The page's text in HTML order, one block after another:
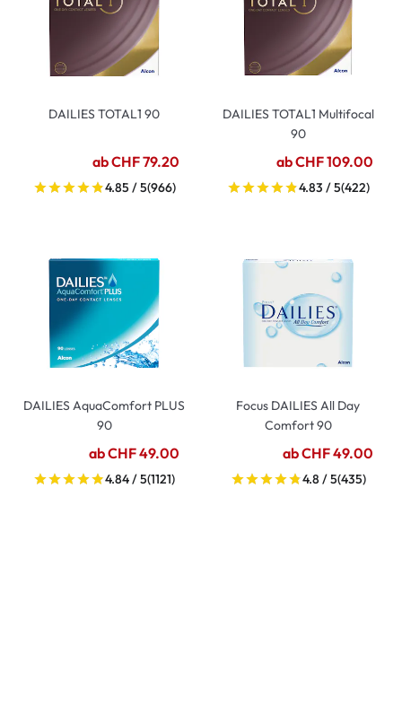
DAILIES TOTAL1 90
ab CHF 79.20
4.85 / 5(966)
DAILIES TOTAL1 Multifocal
90
ab CHF 109.00
4.83 / 5(422)
DAILIES AquaComfort PLUS
90
ab CHF 49.00
4.84 / 5(1121)
Focus DAILIES All Day
Comfort 90
ab CHF 49.00
4.8 / 5(435)